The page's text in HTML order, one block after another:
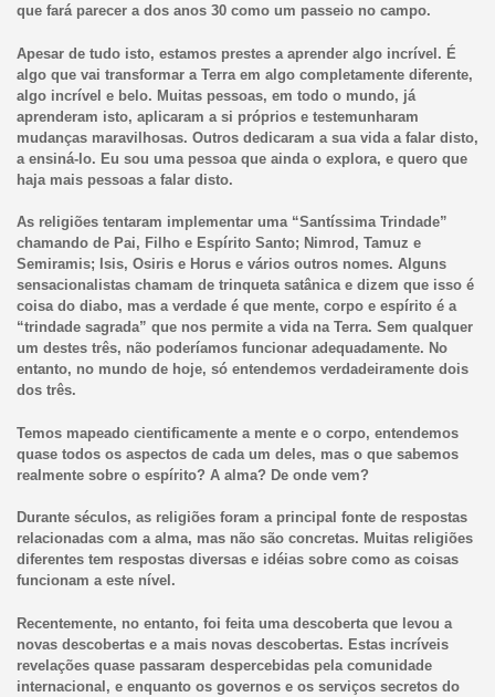
que fará parecer a dos anos 30 como um passeio no campo.
Apesar de tudo isto, estamos prestes a aprender algo incrível. É
algo que vai transformar a Terra em algo completamente diferente,
algo incrível e belo. Muitas pessoas, em todo o mundo, já
aprenderam isto, aplicaram a si próprios e testemunharam
mudanças maravilhosas. Outros dedicaram a sua vida a falar disto,
a ensiná-lo. Eu sou uma pessoa que ainda o explora, e quero que
haja mais pessoas a falar disto.
As religiões tentaram implementar uma “Santíssima Trindade”
chamando de Pai, Filho e Espírito Santo; Nimrod, Tamuz e
Semiramis; Isis, Osiris e Horus e vários outros nomes. Alguns
sensacionalistas chamam de trinqueta satânica e dizem que isso é
coisa do diabo, mas a verdade é que mente, corpo e espírito é a
“trindade sagrada” que nos permite a vida na Terra. Sem qualquer
um destes três, não poderíamos funcionar adequadamente. No
entanto, no mundo de hoje, só entendemos verdadeiramente dois
dos três.
Temos mapeado cientificamente a mente e o corpo, entendemos
quase todos os aspectos de cada um deles, mas o que sabemos
realmente sobre o espírito? A alma? De onde vem?
Durante séculos, as religiões foram a principal fonte de respostas
relacionadas com a alma, mas não são concretas. Muitas religiões
diferentes tem respostas diversas e idéias sobre como as coisas
funcionam a este nível.
Recentemente, no entanto, foi feita uma descoberta que levou a
novas descobertas e a mais novas descobertas. Estas incríveis
revelações quase passaram despercebidas pela comunidade
internacional, e enquanto os governos e os serviços secretos do